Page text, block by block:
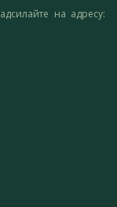
на адресу: